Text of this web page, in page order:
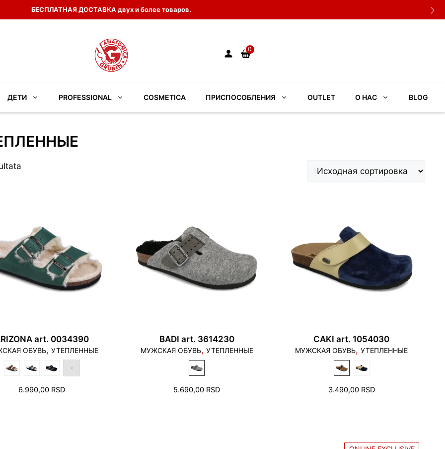
БЕСПЛАТНАЯ ДОСТАВКА двух и более товаров.
0
ДЕТИ PROFESSIONAL COSMETICA ПРИСПОСОБЛЕНИЯ OUTLET О НАС BLOG
art. 0034390
ОБУВЬ, УТЕПЛЕННЫЕ
6.990,00 RSD
BADI art. 3614230
МУЖСКАЯ ОБУВЬ, УТЕПЛЕННЫЕ
5.690,00 RSD
CAKI art. 1054030
МУЖСКАЯ ОБУВЬ,УТЕПЛЕННЫЕ
3.490,00 RSD